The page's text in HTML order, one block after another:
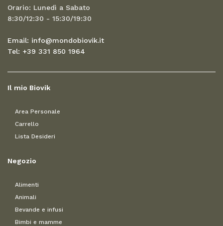
Orario: Lunedì a Sabato
8:30/12:30 - 15:30/19:30
Email: info@mondobiovik.it
Tel: +39 331 850 1964
Il mio Biovik
Area Personale
Carrello
Lista Desideri
Negozio
Alimenti
Animali
Bevande e infusi
Bimbi e mamme